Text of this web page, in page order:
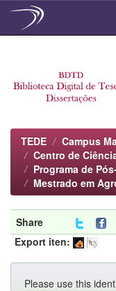
TEDE
Campus
Centro de
Programa de
Mestrado em
Share
Export iten:
Please use this